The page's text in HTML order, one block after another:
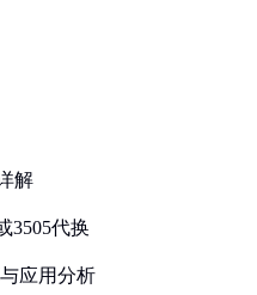
解
3505代换
应用分析